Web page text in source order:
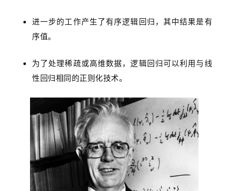
进一步的工作产生了有序逻辑回归，其中结果是有
序值。
为了处理稀疏或高维数据，逻辑回归可以利用与线
性回归相同的正则化技术。